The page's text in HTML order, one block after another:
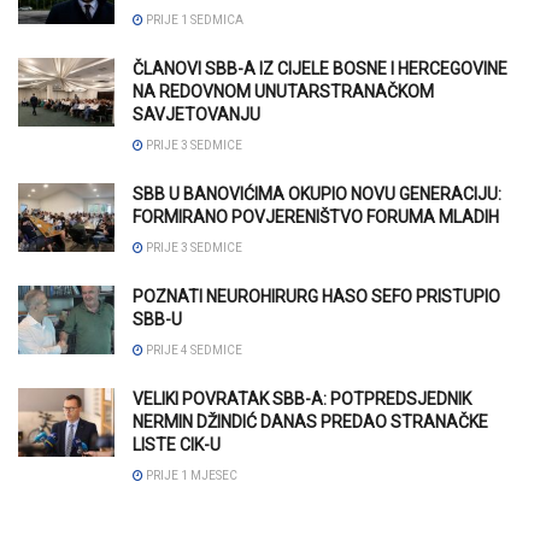
PRIJE 1 SEDMICA
ČLANOVI SBB-A IZ CIJELE BOSNE I HERCEGOVINE
NA REDOVNOM UNUTARSTRANAČKOM
SAVJETOVANJU
PRIJE 3 SEDMICE
SBB U BANOVIĆIMA OKUPIO NOVU GENERACIJU:
FORMIRANO POVJERENIŠTVO FORUMA MLADIH
PRIJE 3 SEDMICE
POZNATI NEUROHIRURG HASO SEFO PRISTUPIO
SBB-U
PRIJE 4 SEDMICE
VELIKI POVRATAK SBB-A: POTPREDSJEDNIK
NERMIN DŽINDIĆ DANAS PREDAO STRANAČKE
LISTE CIK-U
PRIJE 1 MJESEC